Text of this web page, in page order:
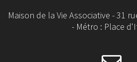
Maison de la Vie Associative - 31
- Métro : Place